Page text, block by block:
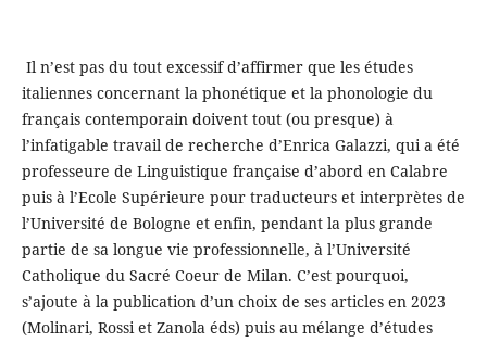
Il n’est pas du tout excessif d’affirmer que les études
italiennes concernant la phonétique et la phonologie du
français contemporain doivent tout (ou presque) à
l’infatigable travail de recherche d’Enrica Galazzi, qui a été
professeure de Linguistique française d’abord en Calabre
puis à l’Ecole Supérieure pour traducteurs et interprètes de
l’Université de Bologne et enfin, pendant la plus grande
partie de sa longue vie professionnelle, à l’Université
Catholique du Sacré Coeur de Milan. C’est pourquoi,
s’ajoute à la publication d’un choix de ses articles en 2023
(Molinari, Rossi et Zanola éds) puis au mélange d’études